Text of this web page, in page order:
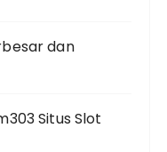
dan
Situs Slot